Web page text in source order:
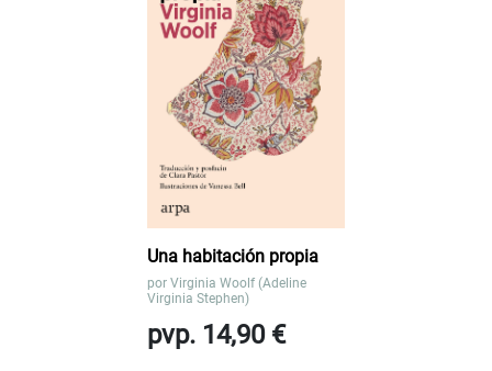
Una habitación propia
por Virginia Woolf (Adeline
Virginia Stephen)
pvp. 14,90 €